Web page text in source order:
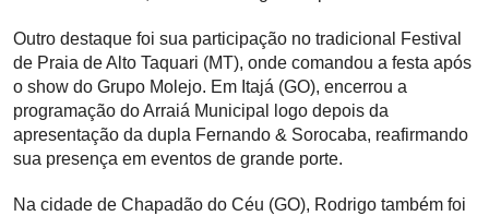
Outro destaque foi sua participação no tradicional Festival
de Praia de Alto Taquari (MT), onde comandou a festa após
o show do Grupo Molejo. Em Itajá (GO), encerrou a
programação do Arraiá Municipal logo depois da
apresentação da dupla Fernando & Sorocaba, reafirmando
sua presença em eventos de grande porte.
Na cidade de Chapadão do Céu (GO), Rodrigo também foi